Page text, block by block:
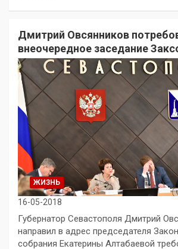
Дмитрий Овсянников
внеочередное заседание
ЖИЗНЬ
16-05-2018
Губернатор Севастополя Дмитрий
направил в адрес председателя
собрания Екатерины Алтабаевой